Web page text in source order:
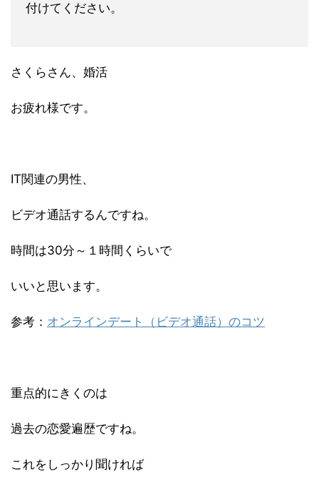
付けてください。
さくらさん、婚活
お疲れ様です。
IT関連の男性、
ビデオ通話するんですね。
時間は30分～１時間くらいで
いいと思います。
参考： オンラインデート（ビデオ通話）のコツ
重点的にきくのは
過去の恋愛遍歴ですね。
これをしっかり聞ければ